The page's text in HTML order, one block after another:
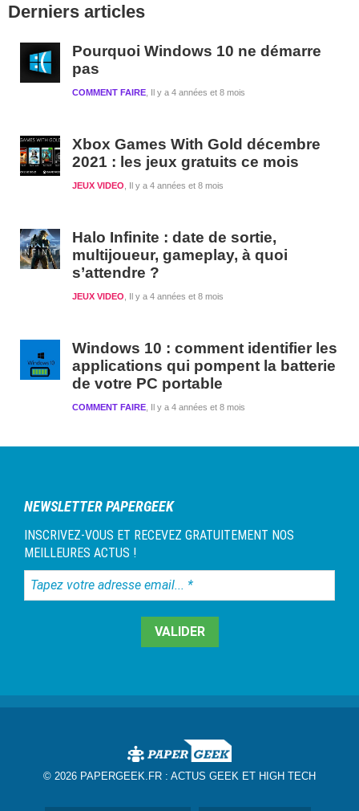
latérale
Derniers articles
Pourquoi Windows 10 ne démarre
pas
Il y a 4 années et 8 mois
COMMENT FAIRE
Xbox Games With Gold décembre
2021 : les jeux gratuits ce mois
Il y a 4 années et 8 mois
JEUX VIDEO
Halo Infinite : date de sortie,
multijoueur, gameplay, à quoi
s’attendre ?
Il y a 4 années et 8 mois
JEUX VIDEO
Windows 10 : comment identifier les
applications qui pompent la batterie
de votre PC portable
Il y a 4 années et 8 mois
COMMENT FAIRE
NEWSLETTER PAPERGEEK
INSCRIVEZ-VOUS ET RECEVEZ GRATUITEMENT NOS
MEILLEURES ACTUS !
Tapez
votre
© 2026 PAPERGEEK.FR : ACTUS GEEK ET HIGH TECH